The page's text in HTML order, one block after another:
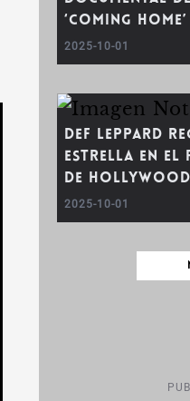
‘Coming Home’
2025-10-01
Def Leppard
estrella en el
de Hollywood
2025-10-01